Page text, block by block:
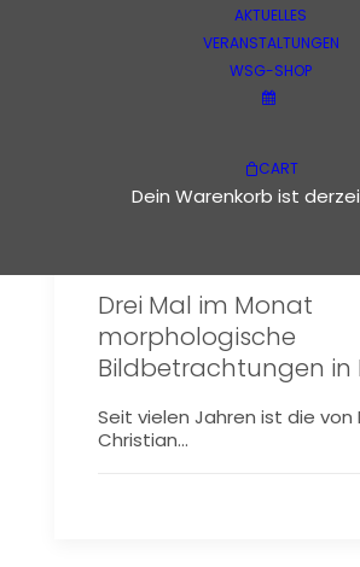
AKTUELLES
VERANSTALTUNGEN
WSG-SHOP
CART
Dein Warenkorb ist
Drei Mal im Monat
morphologische
Bildbetrachtungen in
Seit vielen Jahren ist die von
Christian…